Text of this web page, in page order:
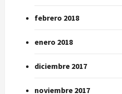
febrero 2018
enero 2018
diciembre 2017
noviembre 2017